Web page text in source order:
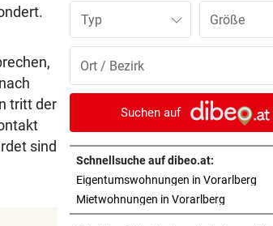
tritt der
sind
Bregenzer Festspiele feiern
Rekord zur Halbzeit
EINE INTERNE LÖSUNG
Pioneers Vorarlberg kennen
neuen Headcoach
Dragqueen-Lesung lässt
konservative Seele kochen
EINSATZ IN BLUDENZ vor
Typ
Suchen auf
Schnellsuche auf dibeo.at:
Eigentumswohnungen in Vorarlberg
Mietwohnungen in Vorarlberg